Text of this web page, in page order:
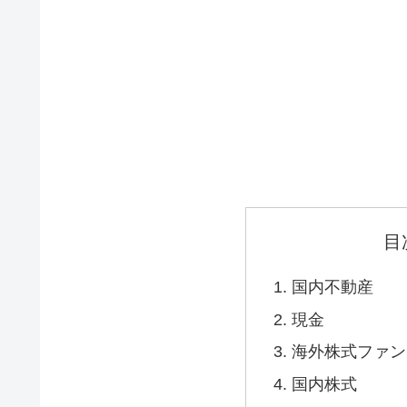
目
国内不動産
現金
海外株式ファ
国内株式